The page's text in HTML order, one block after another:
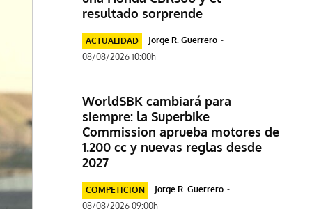
resultado sorprende
ACTUALIDAD Jorge R. Guerrero -
08/08/2026 10:00h
WorldSBK cambiará para
siempre: la Superbike
Commission aprueba motores de
1.200 cc y nuevas reglas desde
2027
COMPETICION Jorge R. Guerrero -
08/08/2026 09:00h